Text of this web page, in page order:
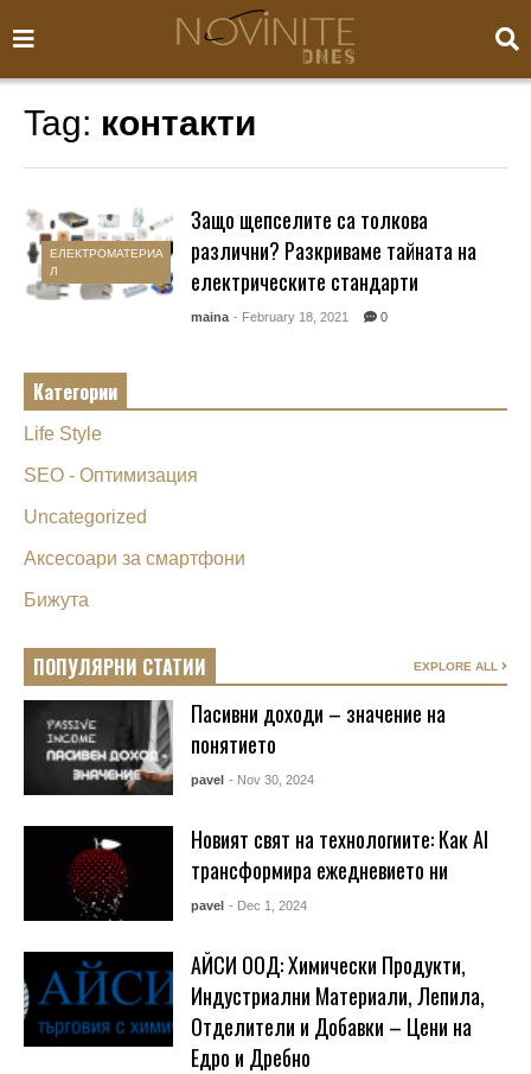
Tag: контакти
ЕЛЕКТРОМАТЕРИА
Л
Защо щепселите са толкова
различни? Разкриваме тайната на
електрическите стандарти
maina - February 18, 2021 0
Категории
Life Style
SEO - Оптимизация
Uncategorized
Аксесоари за смартфони
Бижута
ПОПУЛЯРНИ СТАТИИ EXPLORE ALL
Пасивни доходи – значение на
понятието
pavel - Nov 30, 2024
Новият свят на технологиите: Как AI
трансформира ежедневието ни
pavel - Dec 1, 2024
АЙСИ ООД: Химически Продукти,
Индустриални Материали, Лепила,
Отделители и Добавки – Цени на
Едро и Дребно